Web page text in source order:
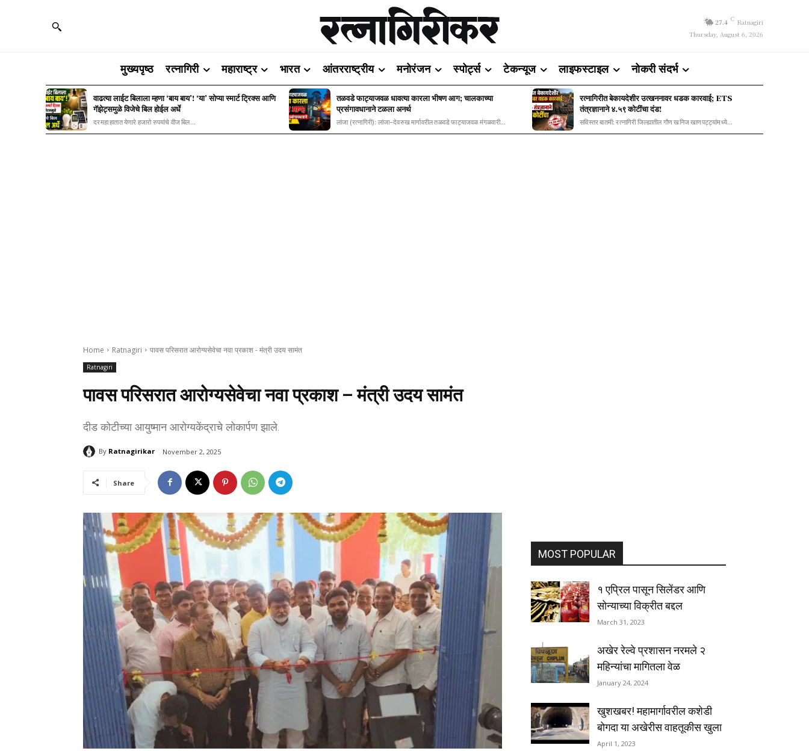
27.4 C Ratnagiri
Thursday, August 6, 2026
मुख्यपृष्ठ रत्नागिरी महाराष्ट्र भारत आंतरराष्ट्रीय मनोरंजन स्पोर्ट्स टेकन्यूज लाइफस्टाइल नोकरी संदर्भ
वाढत्या लाईट बिलाला म्हणा ‘बाय बाय’! ‘या’ सोप्या स्मार्ट ट्रिक्स आणि
गॅझेट्समुळे विजेचे बिल होईल अर्धे
दरमहा हातात येणारे हजारो रुपयांचे वीज बिल...
तळवडे फाट्याजवळ धावत्या कारला भीषण आग; चालकाच्या
प्रसंगावधानाने टळला अनर्थ
लांजा (रत्नागिरी): लांजा–देवरुख मार्गावरील तळवडे फाट्याजवळ मंगळवारी...
रत्नागिरीत बेकायदेशीर उत्खननावर धडक कारवाई; ETS
तंत्रज्ञानाने ४.५९ कोटींचा दंड!
सविस्तर बातमी: रत्नागिरी जिल्ह्यातील गौण खनिज खाणपट्ट्यांमध्ये...
Home Ratnagiri पावस परिसरात आरोग्यसेवेचा नवा प्रकाश - मंत्री उदय सामंत
Ratnagiri
पावस परिसरात आरोग्यसेवेचा नवा प्रकाश – मंत्री उदय सामंत
दीड कोटीच्या आयुष्मान आरोग्यकेंद्राचे लोकार्पण झाले.
By Ratnagirikar November 2, 2025
Share
MOST POPULAR
१ एप्रिल पासून सिलेंडर आणि
सोन्याच्या विक्रीत बद्दल
March 31, 2023
अखेर रेल्वे प्रशासन नरमले २
महिन्यांचा मागितला वेळ
January 24, 2024
खुशखबर! महामार्गावरील कशेडी
बोगदा या अखेरीस वाहतूकीस खुला
April 1, 2023